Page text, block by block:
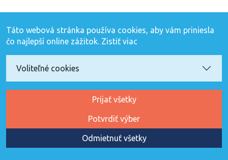
Táto webová stránka používa cookies, aby vám priniesla
čo najlepší online zážitok. Zistiť viac
Voliteľné cookies
Prijať všetky
Potvrdiť výber
Odmietnuť všetky